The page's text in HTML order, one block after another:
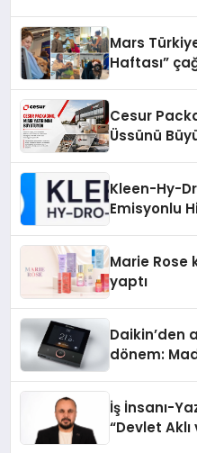
Mars
Haftası”
Cesur
Üssünü
Kleen-Hy-
Emisyonlu
Marie Rose
yaptı
Daikin’den
dönem:
İş İnsanı-
“Devlet